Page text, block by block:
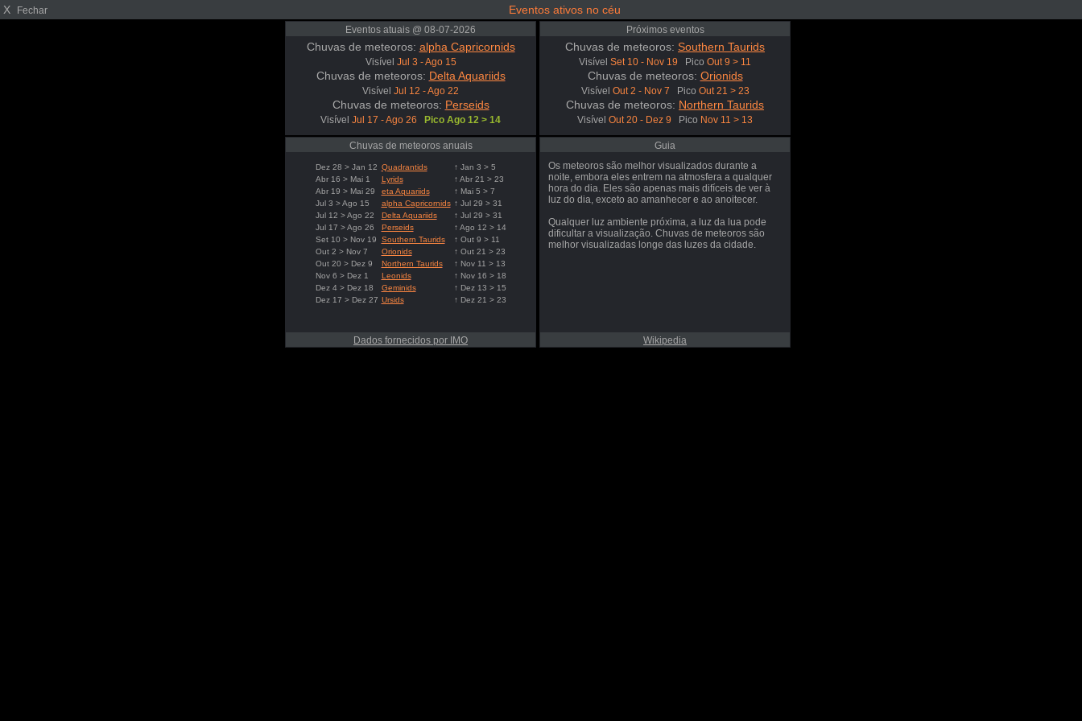
X Fechar Eventos ativos no céu
Eventos atuais @ 08-07-2026
Chuvas de meteoros: alpha Capricornids
Visível Jul 3 - Ago 15
Chuvas de meteoros: Delta Aquariids
Visível Jul 12 - Ago 22
Chuvas de meteoros: Perseids
Visível Jul 17 - Ago 26 Pico Ago 12 > 14
Próximos eventos
Chuvas de meteoros: Southern Taurids
Visível Set 10 - Nov 19 Pico Out 9 > 11
Chuvas de meteoros: Orionids
Visível Out 2 - Nov 7 Pico Out 21 > 23
Chuvas de meteoros: Northern Taurids
Visível Out 20 - Dez 9 Pico Nov 11 > 13
Chuvas de meteoros anuais
Dez 28 > Jan 12 Quadrantids
↑ Jan 3 > 5
Abr 16 > Mai 1
Lyrids
↑ Abr 21 > 23
Abr 19 > Mai 29
eta Aquariids
↑ Mai 5 > 7
Jul 3 > Ago 15
alpha Capricornids ↑ Jul 29 > 31
Jul 12 > Ago 22
Delta Aquariids
↑ Jul 29 > 31
Jul 17 > Ago 26
Perseids
↑ Ago 12 > 14
Set 10 > Nov 19
Southern Taurids
↑ Out 9 > 11
Out 2 > Nov 7
Orionids
↑ Out 21 > 23
Out 20 > Dez 9
Northern Taurids
↑ Nov 11 > 13
Nov 6 > Dez 1
Leonids
↑ Nov 16 > 18
Dez 4 > Dez 18
Geminids
↑ Dez 13 > 15
Dez 17 > Dez 27 Ursids ↑ Dez 21 > 23
Dados fornecidos por IMO
Guia
Os meteoros são melhor visualizados durante a
noite, embora eles entrem na atmosfera a qualquer
hora do dia. Eles são apenas mais difíceis de ver à
luz do dia, exceto ao amanhecer e ao anoitecer.
Qualquer luz ambiente próxima, a luz da lua pode
dificultar a visualização. Chuvas de meteoros são
melhor visualizadas longe das luzes da cidade.
Wikipedia